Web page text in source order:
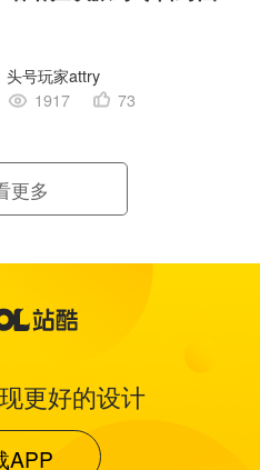
头号玩家attry
1917
73
更多
更好的设计
APP